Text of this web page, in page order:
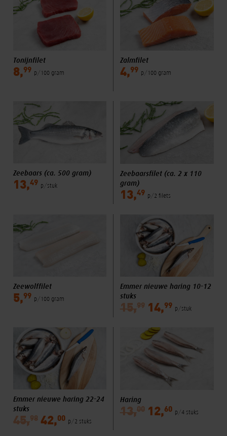
Tonijnfilet
8,99 p/100 gram
Zalmfilet
4,99 p/100 gram
Zeebaars (ca. 500 gram)
13,49 p/stuk
Zeebaarsfilet (ca. 2 x 110
gram)
13,49 p/2 filets
Zeewolffilet
5,99 p/100 gram
Emmer nieuwe haring 10-12
stuks
15,99 14,99 p/stuk
Emmer nieuwe haring 22-24
stuks
45,98 42,00 p/2 stuks
Haring
13,0012,60 p/4 stuks